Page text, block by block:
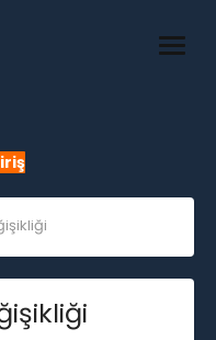
open